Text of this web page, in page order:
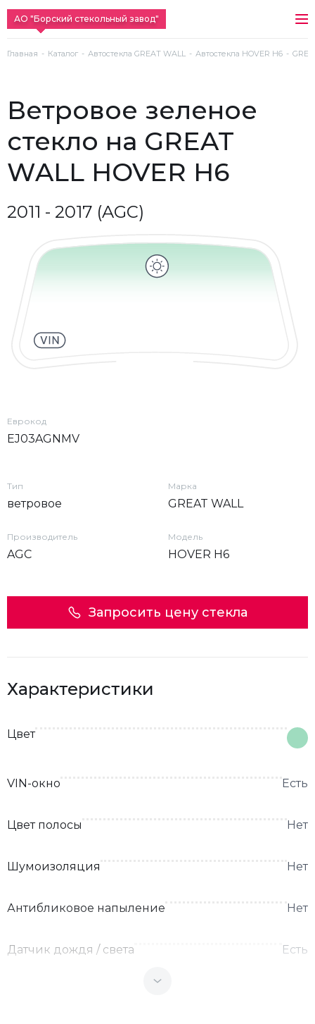
АО "Борский стекольный завод"
Главная Каталог Автостекла GREAT WALL Автостекла HOVER H6
ветровое зеленое
стекло на GREAT
WALL HOVER H6
2011 - 2017 (AGC)
Еврокод
EJ03AGNMV
Тип
ветровое
Марка
GREAT WALL
Производитель
AGC
Модель
HOVER H6
Запросить цену стекла
Характеристики
Цвет
VIN-окно Есть
Цвет полосы Нет
Шумоизоляция Нет
Антибликовое напыление Нет
Датчик дождя / света Есть